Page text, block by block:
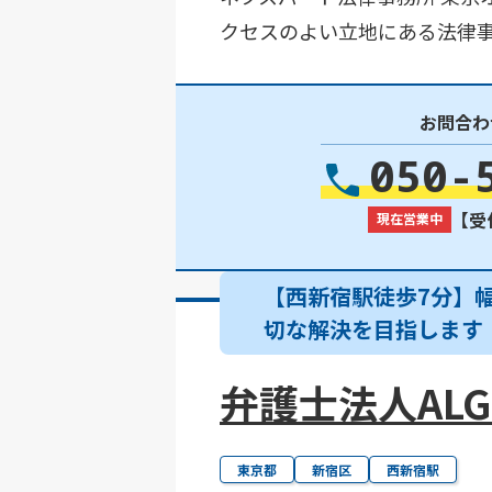
クセスのよい立地にある法律
お問合
050-
現在営業中 【
【西新宿駅徒歩7分
切な解決を目指します
弁護士法人
東京都 新宿区 西新宿駅